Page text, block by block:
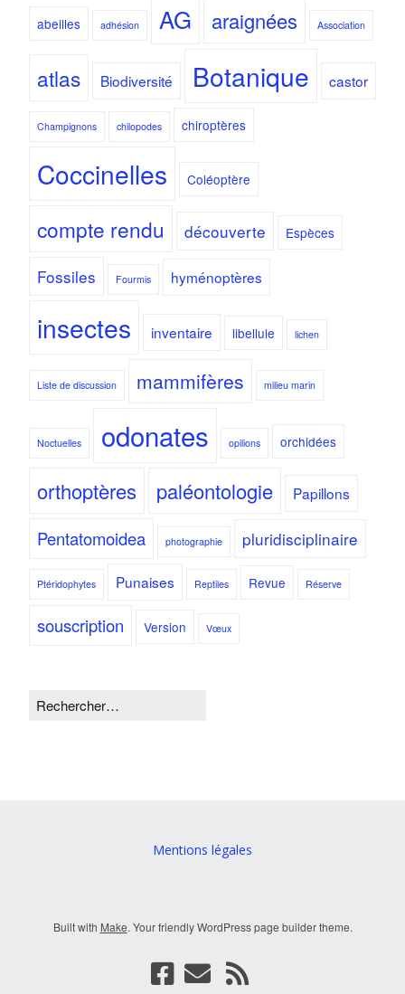
abeilles adhésion AG araignées Association
atlas Biodiversité Botanique castor
Champignons chilopodes chiroptères
Coccinelles Coléoptère
compte rendu découverte Espèces
Fossiles Fourmis hyménoptères
insectes inventaire libellule lichen
Liste de discussion mammifères milieu marin
Noctuelles odonates opilions orchidées
orthoptères paléontologie Papillons
Pentatomoidea photographie pluridisciplinaire
Ptéridophytes Punaises Reptiles Revue Réserve
souscription Version Vœux
Mentions légales
Built with Make. Your friendly WordPress page builder theme.